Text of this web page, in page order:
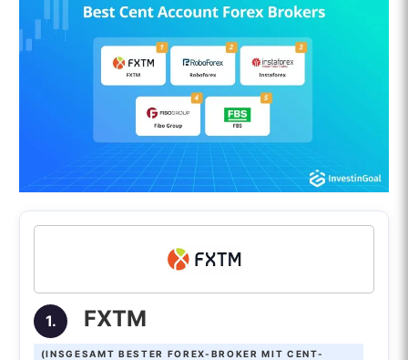
1. FXTM
(INSGESAMT BESTER FOREX-BROKER MIT CENT-